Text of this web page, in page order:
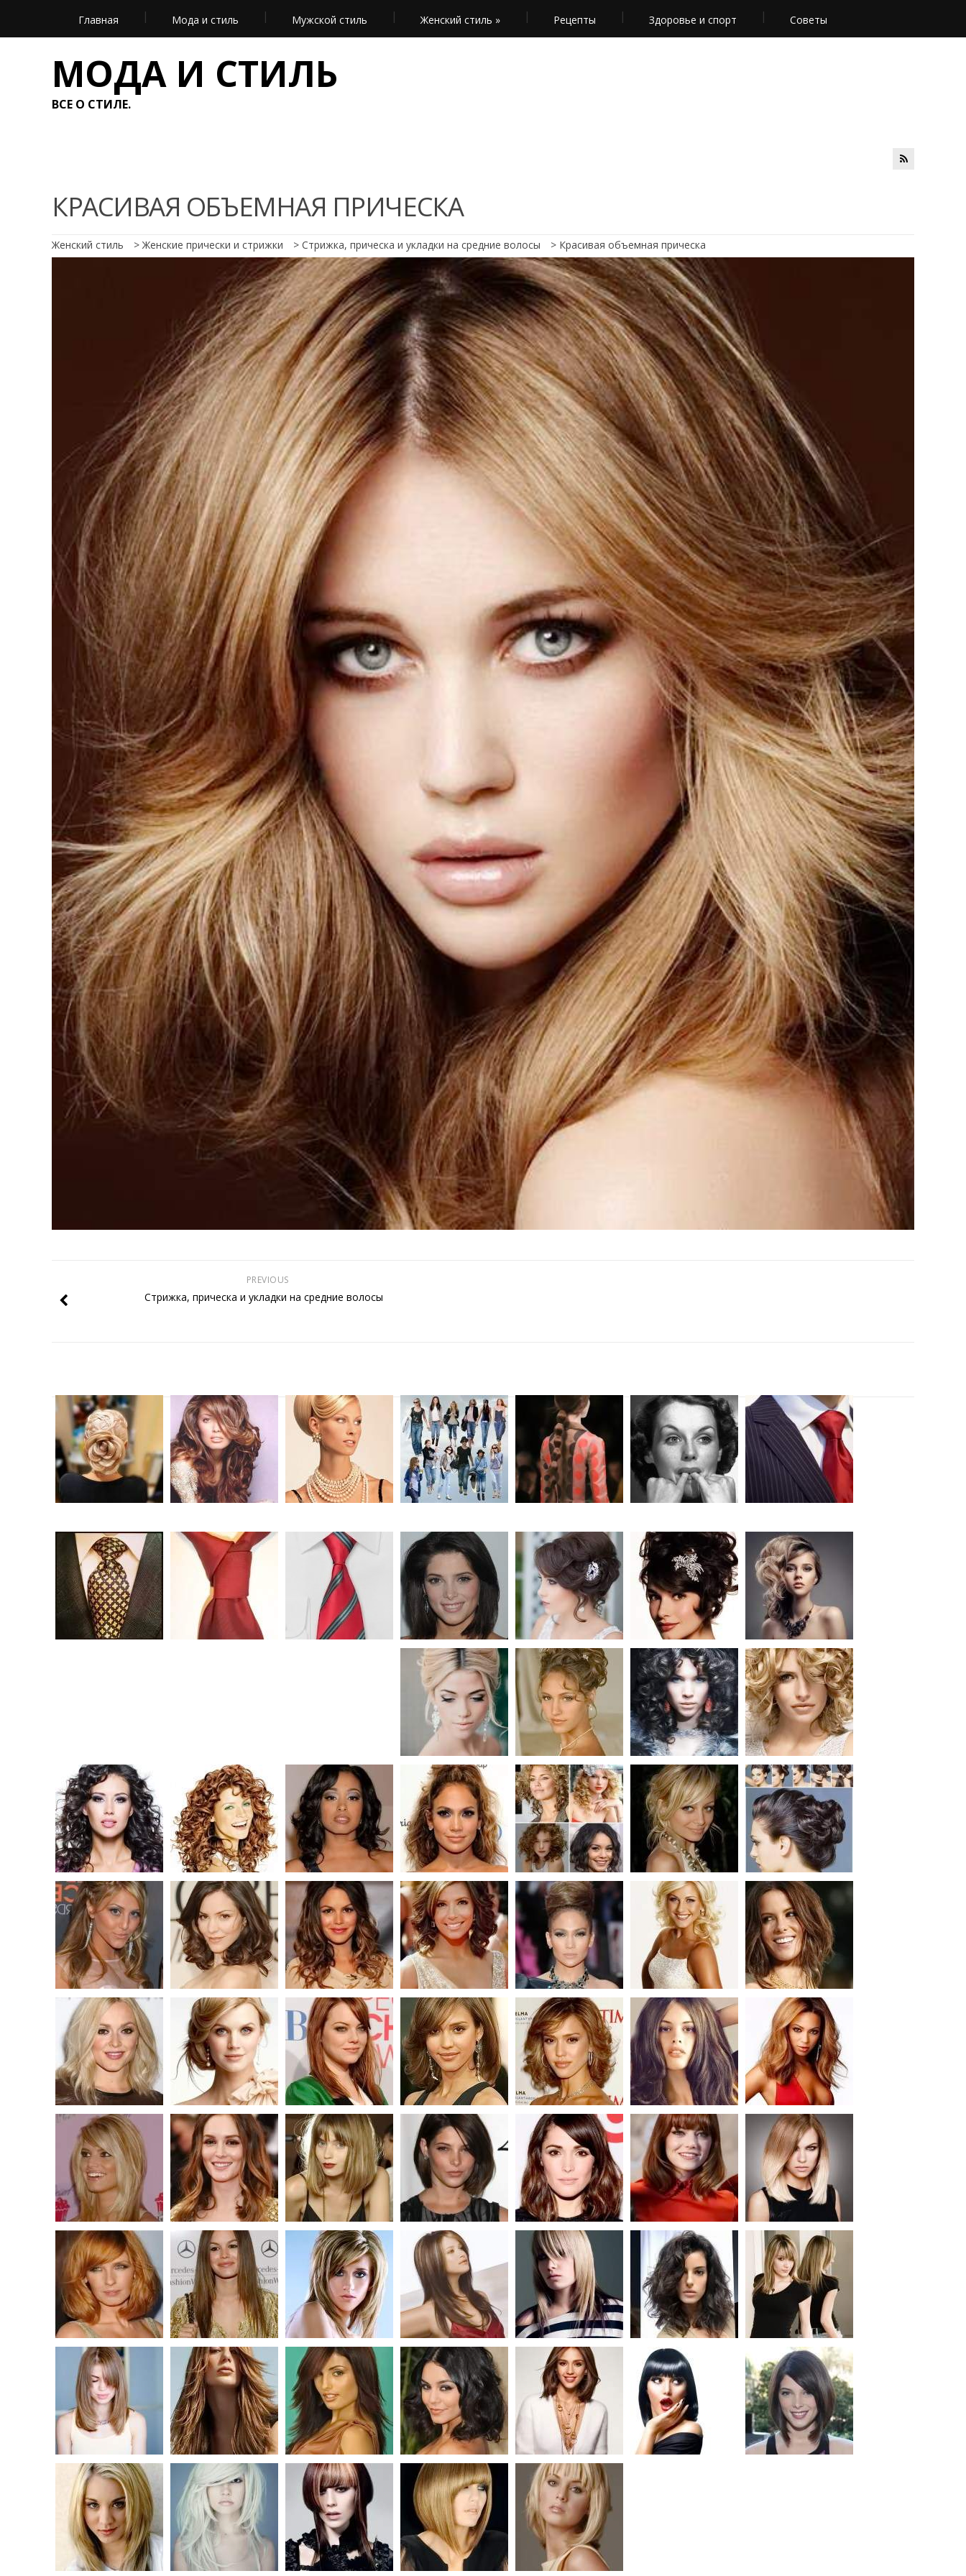
Главная Мода и стиль Мужской стиль Женский стиль » Рецепты Здоровье и спорт Советы
МОДА И СТИЛЬ
ВСЕ О СТИЛЕ.
КРАСИВАЯ ОБЪЕМНАЯ ПРИЧЕСКА
Женский стиль >Женские прически и стрижки > Стрижка, прическа и укладки на средние волосы > Красивая объемная прическа
PREVIOUS
Стрижка, прическа и укладки на средние волосы